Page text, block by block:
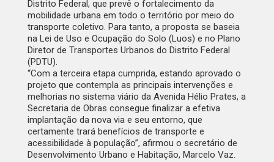
Distrito Federal, que prevê o fortalecimento da
mobilidade urbana em todo o território por meio do
transporte coletivo. Para tanto, a proposta se baseia
na Lei de Uso e Ocupação do Solo (Luos) e no Plano
Diretor de Transportes Urbanos do Distrito Federal
(PDTU).
“Com a terceira etapa cumprida, estando aprovado o
projeto que contempla as principais intervenções e
melhorias no sistema viário da Avenida Hélio Prates, a
Secretaria de Obras consegue finalizar a efetiva
implantação da nova via e seu entorno, que
certamente trará benefícios de transporte e
acessibilidade à população”, afirmou o secretário de
Desenvolvimento Urbano e Habitação, Marcelo Vaz.